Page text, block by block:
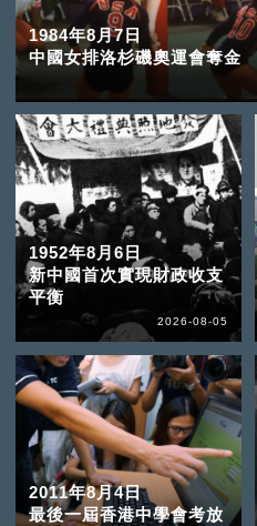
1984年8月7日
中國女排洛杉磯奧運會奪金
1952年8月6日
新中國首次實現財政收支
平衡
2026-08-05
2011年8月4日
最後一屆香港中學會考放